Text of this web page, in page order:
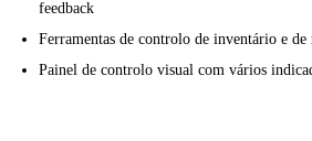
feedback
Ferramentas de controlo de inventário e de
Painel de controlo visual com vários